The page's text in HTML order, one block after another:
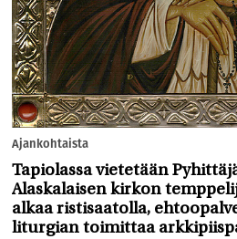
Ajankohtaista
Tapiolassa vietetään
Alaskalaisen kirkon
alkaa ristisaatolla,
liturgian toimittaa